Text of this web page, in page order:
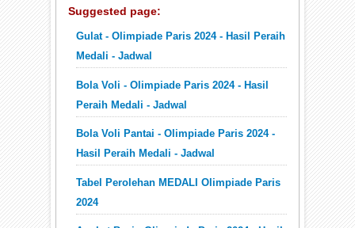
Suggested page:
Gulat - Olimpiade Paris 2024 - Hasil Peraih
Medali - Jadwal
Bola Voli - Olimpiade Paris 2024 - Hasil
Peraih Medali - Jadwal
Bola Voli Pantai - Olimpiade Paris 2024 -
Hasil Peraih Medali - Jadwal
Tabel Perolehan MEDALI Olimpiade Paris
2024